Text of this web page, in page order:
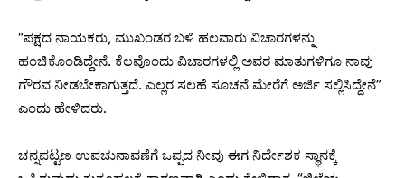
“ಪಕ್ಷದ ನಾಯಕರು, ಮುಖಂಡರ‌ ಬಳಿ ಹಲವಾರು ವಿಚಾರಗಳನ್ನು
ಹಂಚಿಕೊಂಡಿದ್ದೇನೆ. ಕೆಲವೊಂದು ವಿಚಾರಗಳಲ್ಲಿ ಅವರ ಮಾತುಗಳಿಗೂ ನಾವು
ಗೌರವ ನೀಡಬೇಕಾಗುತ್ತದೆ. ಎಲ್ಲರ ಸಲಹೆ ಸೂಚನೆ ಮೇರೆಗೆ ಅರ್ಜಿ ಸಲ್ಲಿಸಿದ್ದೇನೆ”
ಎಂದು ಹೇಳಿದರು.
ಚನ್ನಪಟ್ಟಣ ಉಪಚುನಾವಣೆಗೆ ಒಪ್ಪದ ನೀವು ಈಗ ನಿರ್ದೇಶಕ ಸ್ಥಾನಕ್ಕೆ